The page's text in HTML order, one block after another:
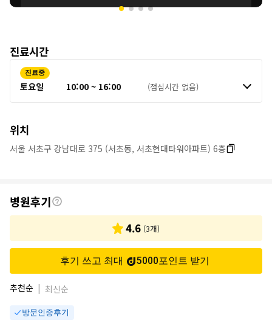
진료시간
진료중
토요일 10:00 ~ 16:00 (점심시간 없음)
위치
서울 서초구 강남대로 375 (서초동, 서초현대타워아파트) 6층
후
기
병원후기
4.6 (3개)
후기 쓰고 최대 5000포인트 받기
추천순 | 최신순
방문인증후기